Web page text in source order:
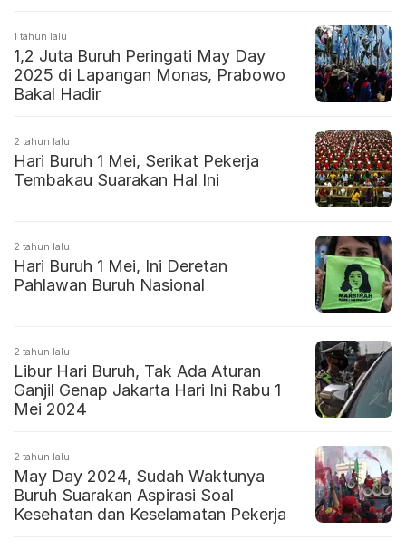
1 tahun lalu
1,2 Juta Buruh Peringati May Day
2025 di Lapangan Monas, Prabowo
Bakal Hadir
2 tahun lalu
Hari Buruh 1 Mei, Serikat Pekerja
Tembakau Suarakan Hal Ini
2 tahun lalu
Hari Buruh 1 Mei, Ini Deretan
Pahlawan Buruh Nasional
2 tahun lalu
Libur Hari Buruh, Tak Ada Aturan
Ganjil Genap Jakarta Hari Ini Rabu 1
Mei 2024
2 tahun lalu
May Day 2024, Sudah Waktunya
Buruh Suarakan Aspirasi Soal
Kesehatan dan Keselamatan Pekerja